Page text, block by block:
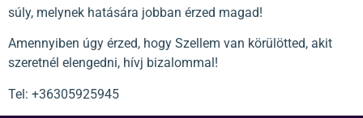
súly, melynek hatására jobban érzed magad!
Amennyiben úgy érzed, hogy Szellem van körülötted, akit
szeretnél elengedni, hívj bizalommal!
Tel: +36305925945